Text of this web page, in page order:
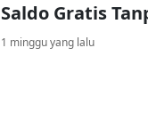
Saldo Gratis
1 minggu yang lalu